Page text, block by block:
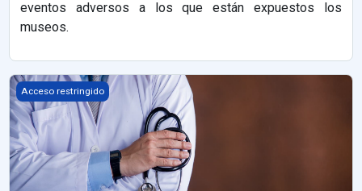
eventos adversos a los que están expuestos los
museos.
Claves para la atención pública sin discriminación
Acceso restringido